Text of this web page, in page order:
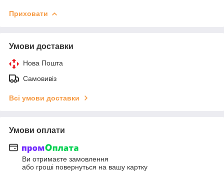
Приховати
Умови доставки
Нова Пошта
Самовивіз
Всі умови доставки
Умови оплати
Ви отримаєте замовлення
або гроші повернуться на вашу картку